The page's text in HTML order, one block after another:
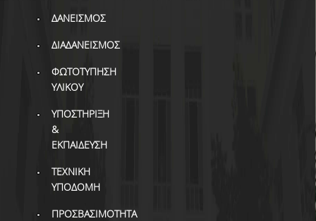
ΔΑΝΕΙΣΜΟΣ
ΔΙΑΔΑΝΕΙΣΜΟΣ
ΦΩΤΟΤΥΠΗΣΗ
ΥΛΙΚΟΥ
ΥΠΟΣΤΗΡΙΞΗ
&
ΕΚΠΑΙΔΕΥΣΗ
ΤΕΧΝΙΚΗ
ΥΠΟΔΟΜΗ
ΠΡΟΣΒΑΣΙΜΟΤΗΤΑ